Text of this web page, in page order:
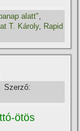
alatt"
T. Károly, Rapid
Szerző:
ötös